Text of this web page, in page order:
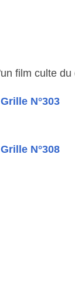
film culte du
Grille N°303
Grille N°308